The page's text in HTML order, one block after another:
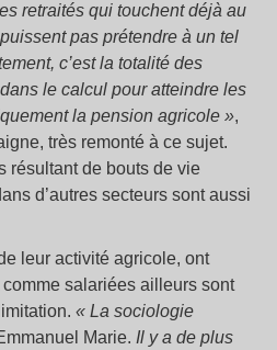
retraités qui touchent déjà au
pas prétendre à un tel
c’est la totalité des
le calcul pour atteindre les
la pension agricole »,
très remonté à ce sujet.
résultant de bouts de vie
d’autres secteurs sont aussi
leur activité agricole, ont
salariées ailleurs sont
« La sociologie
Marie. Il y a de plus